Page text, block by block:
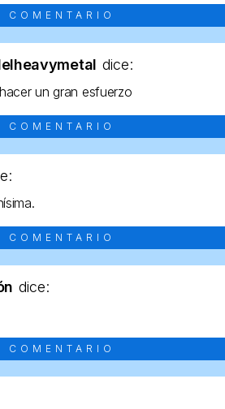
COMENTARIO
dice:
un gran esfuerzo
COMENTARIO
COMENTARIO
dice:
COMENTARIO